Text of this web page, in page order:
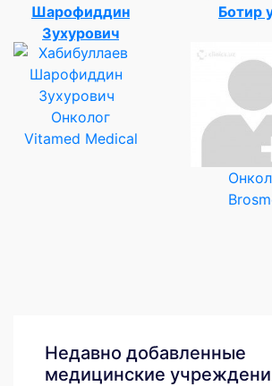
Шарофиддин
Зухурович
Онколог
Vitamed Medical
Ботир
Недавно добавленные
медицинские